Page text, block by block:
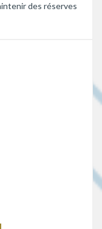
des réserves